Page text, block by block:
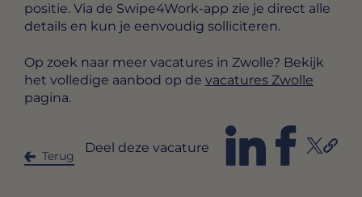
positie. Via de Swipe4Work-app zie je direct alle
details en kun je eenvoudig solliciteren.
Op zoek naar meer vacatures in Zwolle? Bekijk
het volledige aanbod op de vacatures Zwolle
pagina.
Terug
Deel deze vacature